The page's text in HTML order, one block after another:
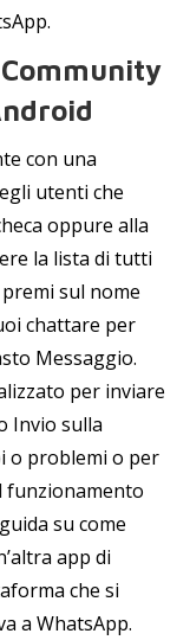
con una
utenti che
oppure alla
la lista di tutti
sul nome
chattare per
Messaggio.
per inviare
Invio sulla
o problemi o per
su come
app di
che si
a WhatsApp.